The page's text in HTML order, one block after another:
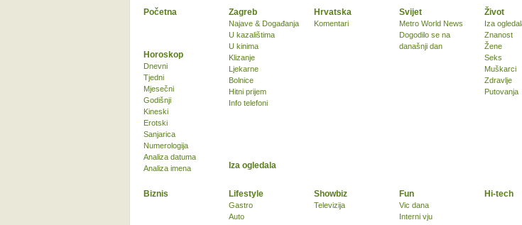
Početna Zagreb
Najave & Događanja
U kazalištima
U kinima
Klizanje
Ljekarne
Bolnice
Hitni prijem
Info telefoni
Hrvatska
Komentari
Svijet
Metro World News
Dogodilo se na
današnji dan
Život
Iza
Znanost
Žene
Seks
Muškarci
Zdravlje
Putovanja
Biznis Lifestyle
Gastro
Auto
Showbiz
Televizija
Fun
Vic dana
Interni vju
Horoskop
Dnevni
Tjedni
Mjesečni
Godišnji
Kineski
Erotski
Sanjarica
Numerologija
Analiza datuma
Analiza imena
Iza ogledala
Hi-tech